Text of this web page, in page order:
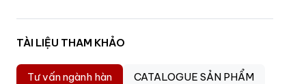
TÀI LIỆU THAM KHẢO
Tư vấn ngành hàn
CATALOGUE SẢN PHẨM